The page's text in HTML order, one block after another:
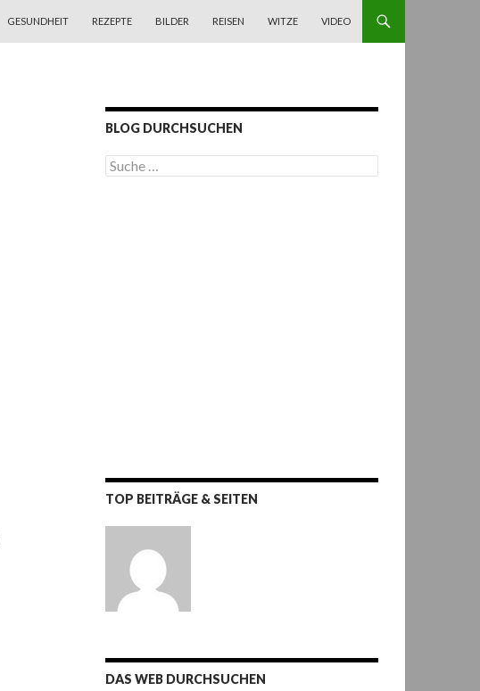
GESUNDHEIT REZEPTE BILDER REISEN WITZE VIDEO
BLOG DURCHSUCHEN
S
u
TOP BEITRÄGE & SEITEN
DAS WEB DURCHSUCHEN